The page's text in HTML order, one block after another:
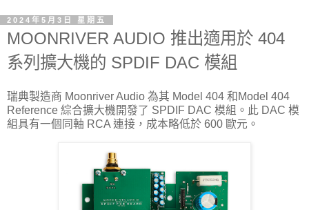
2024年5月3日 星期五
MOONRIVER AUDIO 推出適用於 404
系列擴大機的 SPDIF DAC 模組
瑞典製造商 Moonriver Audio 為其 Model 404 和Model 404
Reference 綜合擴大機開發了 SPDIF DAC 模組。此 DAC 模
組具有一個同軸 RCA 連接，成本略低於 600 歐元。